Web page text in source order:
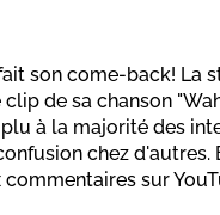
son come-back! La
de sa chanson
à la majorité des
chez d'autres.
sur